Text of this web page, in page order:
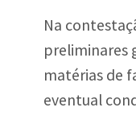
Na
preliminares
matérias de
eventual